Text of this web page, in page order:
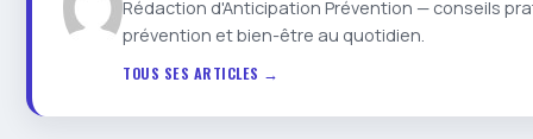
Rédaction d'Anticipation Prévention — conseils
prévention et bien-être au quotidien.
TOUS SES ARTICLES →